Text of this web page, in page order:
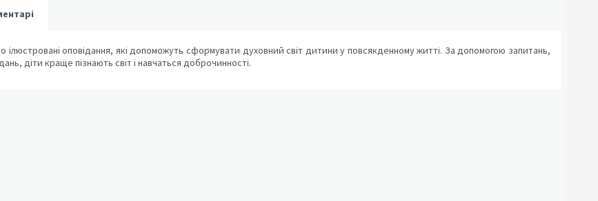
ілюстровані оповідання, які допоможуть сформувати духовний світ дитини у повсякденному житті. За допомогою запитань,
діти краще пізнають світ і навчаться доброчинності.